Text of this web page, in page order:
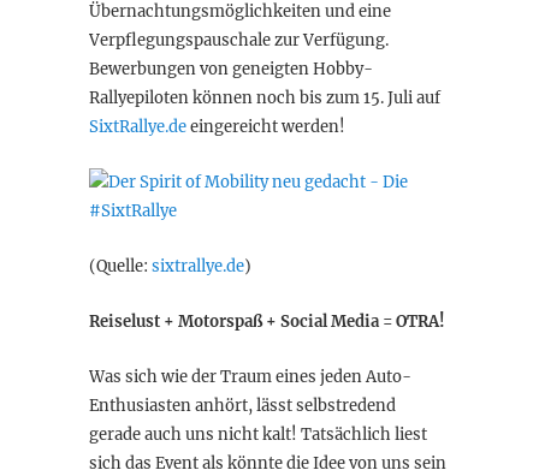
Übernachtungsmöglichkeiten und eine
Verpflegungspauschale zur Verfügung.
Bewerbungen von geneigten Hobby-
Rallyepiloten können noch bis zum 15. Juli auf
SixtRallye.deeingereicht werden!
(Quelle: sixtrallye.de)
Reiselust + Motorspaß + Social Media = OTRA!
Was sich wie der Traum eines jeden Auto-
Enthusiasten anhört, lässt selbstredend
gerade auch uns nicht kalt! Tatsächlich liest
sich das Event als könnte die Idee von uns sein